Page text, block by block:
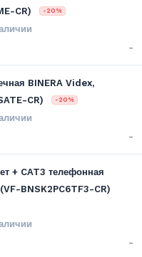
CR)
-20%
-
BINERA Videx,
CR)
-20%
-
+ CAT3 телефонная
BNSK2PC6TF3-CR)
-